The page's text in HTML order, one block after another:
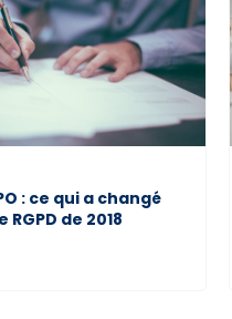
: ce qui a changé
RGPD de 2018